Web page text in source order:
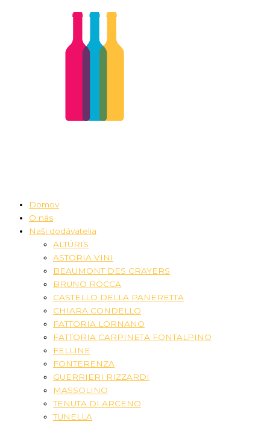
Domov
O nás
Naši dodávatelia
ALTÚRIS
ASTORIA VINI
BEAUMONT DES CRAYERS
BRUNO ROCCA
CASTELLO DELLA PANERETTA
CHIARA CONDELLO
FATTORIA LORNANO
FATTORIA CARPINETA FONTALPINO
FELLINE
FONTERENZA
GUERRIERI RIZZARDI
MASSOLINO
TENUTA DI ARCENO
TUNELLA